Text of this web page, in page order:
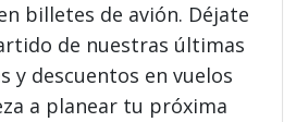
billetes de avión. Déjate
de nuestras últimas
y descuentos en vuelos
a planear tu próxima